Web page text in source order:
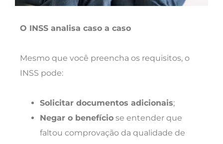
O INSS analisa caso a caso
Mesmo que você preencha os requisitos, o
INSS pode:
Solicitar documentos adicionais;
Negar o benefício se entender que
faltou comprovação da qualidade de